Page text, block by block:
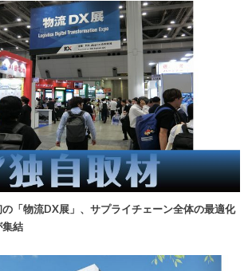
の「物流DX展」、サプライチェーン全体の最適化
集結